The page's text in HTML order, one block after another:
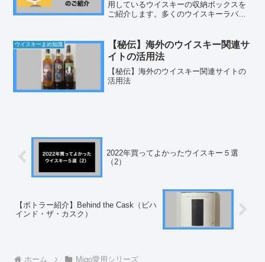
用しているウイスキーの収納ボックスを
ご紹介します。多くのウイスキーラバー
化などで強度が落ちたりする可能性もあ
るので、使う際に...
ウイスキーまめ知識
【秘伝】海外のウイスキー関連サ
イトの活用法
【秘伝】海外のウイスキー関連サイトの
活用法
2022年買ってよかったウイスキー５選
（2）
【ボトラー紹介】Behind the Cask（ビハ
インド・ザ・カスク）
ホーム Migo愛用シリーズ